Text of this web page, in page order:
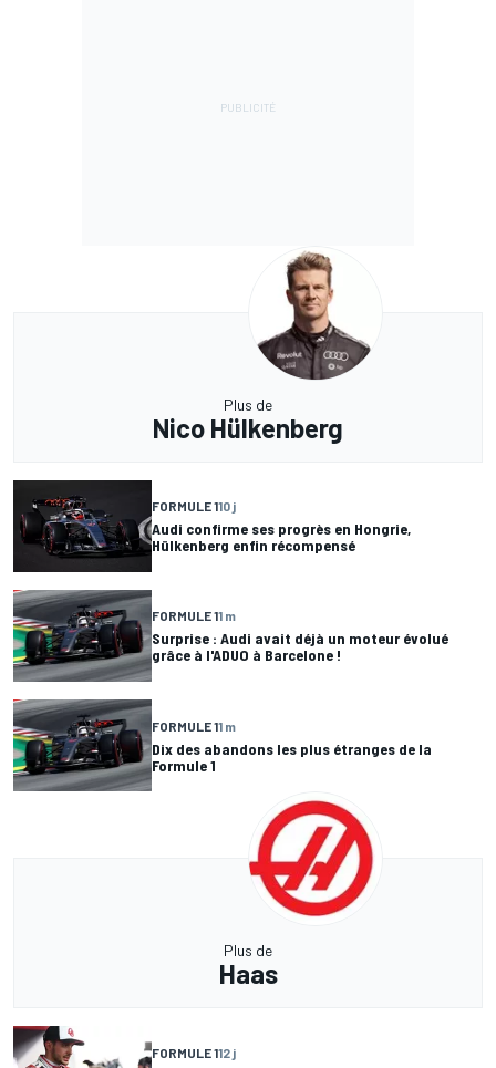
Plus de
Nico Hülkenberg
FORMULE 110 j
Audi confirme ses progrès en Hongrie,
Hülkenberg enfin récompensé
FORMULE 11 m
Surprise : Audi avait déjà un moteur évolué
grâce à l'ADUO à Barcelone !
FORMULE 11 m
Dix des abandons les plus étranges de la
Formule 1
Plus de
Haas
FORMULE 112 j